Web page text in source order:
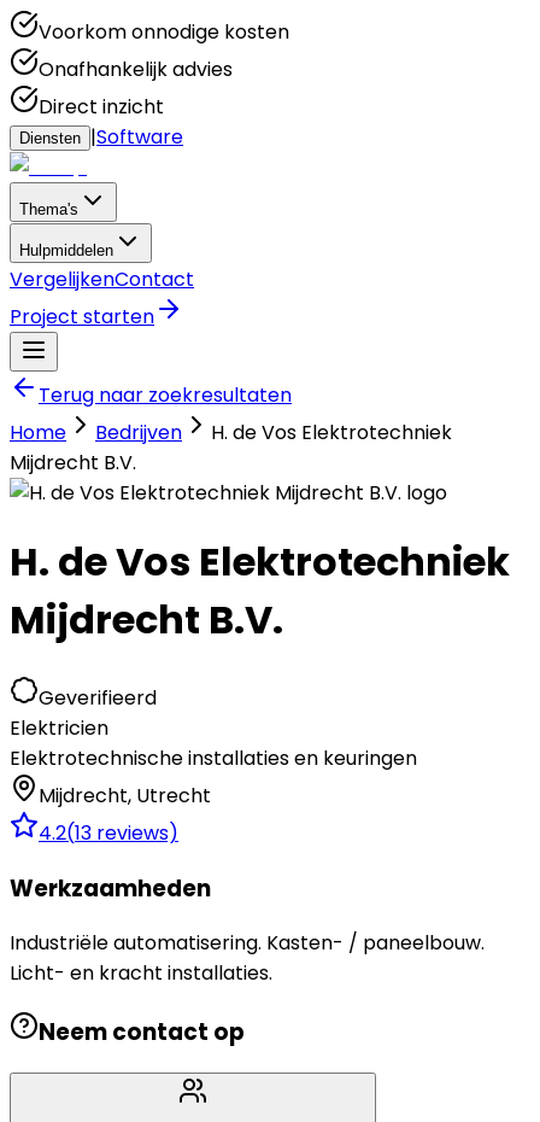
Voorkom onnodige kosten
Onafhankelijk advies
Direct inzicht
Diensten |Software
Thema's
Hulpmiddelen
VergelijkenContact
Project starten
Terug naar zoekresultaten
Home
Bedrijven
H. de Vos Elektrotechniek
Mijdrecht B.V.
H. de Vos Elektrotechniek
Mijdrecht B.V.
Geverifieerd
Elektricien
Elektrotechnische installaties en keuringen
Mijdrecht, Utrecht
4.2(13 reviews)
Werkzaamheden
Industriële automatisering. Kasten- / paneelbouw.
Licht- en kracht installaties.
Neem contact op